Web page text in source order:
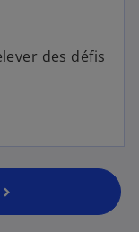
des défis